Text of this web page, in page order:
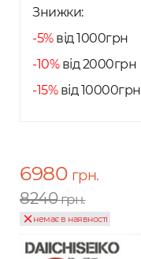
Знижки:
-5%від 1000грн
-10%від 2000грн
-15%від 10000грн
6980 грн.
8240грн.
немає в наявності